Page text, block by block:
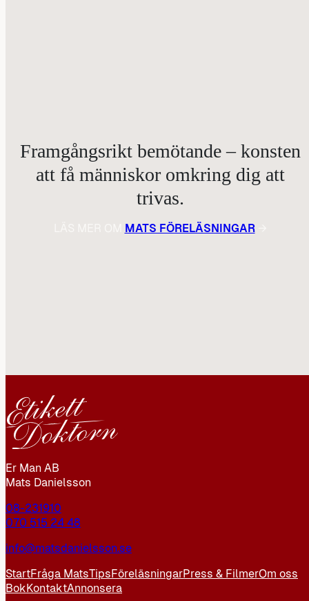
Framgångsrikt bemötande – konsten
att få människor omkring dig att
trivas.
MATS FÖRELÄSNINGAR→
Er Man AB
Mats Danielsson
08-231910
070 515 24 48
info@matsdanielsson.se
StartFråga MatsTipsFöreläsningarPress & FilmerOm oss
BokKontaktAnnonsera